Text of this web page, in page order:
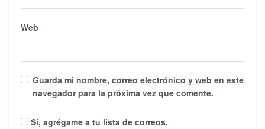
Web
Guarda mi nombre, correo electrónico y web en este
navegador para la próxima vez que comente.
Sí, agrégame a tu lista de correos.